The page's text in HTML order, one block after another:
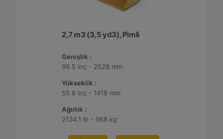
2,7 m3 (3,5 yd3), Pimli
Genişlik :
99.5 inç - 2528 mm
Yükseklik :
55.8 inç - 1418 mm
Ağırlık :
2134.1 lb - 968 kg